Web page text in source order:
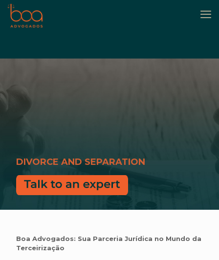
DIVORCE AND SEPARATION
Boa Advogados: Sua Parceria Jurídica no Mundo da
Terceirização